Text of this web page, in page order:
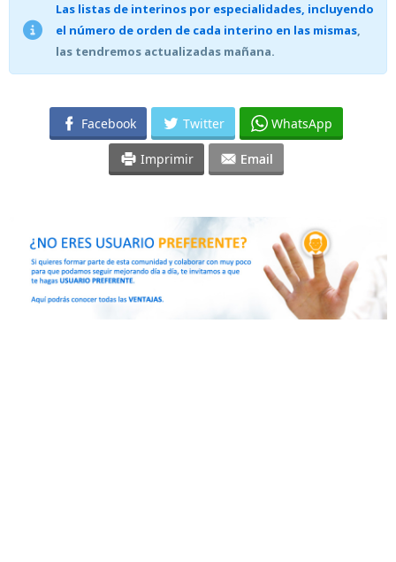
Las listas de interinos por especialidades, incluyendo
el número de orden de cada interino en las mismas,
las tendremos actualizadas mañana.
Facebook Twitter WhatsApp
Imprimir Email